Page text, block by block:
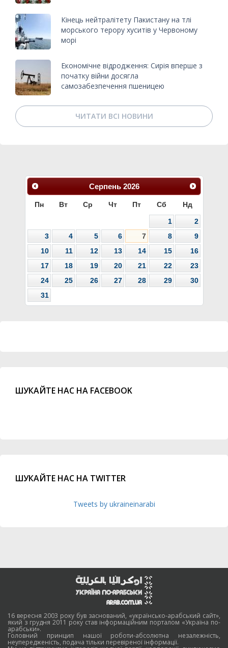
Кінець нейтралітету Пакистану на тлі
морського терору хуситів у Червоному
морі
Економічне відродження: Сирія вперше з
початку війни досягла
самозабезпечення пшеницею
ЧИТАТИ ВСІ НОВИНИ
Серпень 2026
Пн Вт Ср Чт Пт Сб Нд
1
2
3
4 5 6 7 8
9
10
11 12 13 14 15
16
17
18 19 20 21 22
23
24
25 26 27 28 29
30
31
ШУКАЙТЕ НАС НА FACEBOOK
ШУКАЙТЕ НАС НА TWITTER
Tweets by ukraineinarabi
16 вересня 2003 року був заснований, «українсько-арабський сайт»,
який з грудня 2011 року став інформаційним порталом «Україна по-
арабськи».
Головний принцип нашої роботи-абсолютна незалежність,
неупередженість, подача тільки перевіреної інформації.